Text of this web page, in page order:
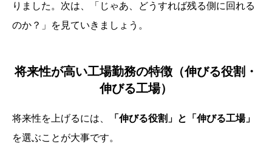
りました。次は、「じゃあ、どうすれば残る側に回れる
のか？」を見ていきましょう。
将来性が高い工場勤務の特徴（伸びる役割・
伸びる工場）
将来性を上げるには、
「伸びる役割」と「伸びる工場」
を選ぶことが大事です。